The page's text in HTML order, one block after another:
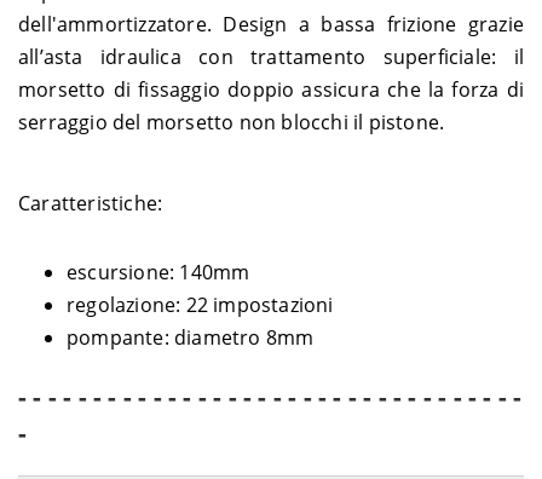
dell'ammortizzatore. Design a bassa frizione grazie
all’asta idraulica con trattamento superficiale: il
morsetto di fissaggio doppio assicura che la forza di
serraggio del morsetto non blocchi il pistone.
Caratteristiche:
escursione: 140mm
regolazione: 22 impostazioni
pompante: diametro 8mm
- - - - - - - - - - - - - - - - - - - - - - - - - - - - - - - - - -
-